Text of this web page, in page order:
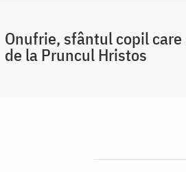
Onufrie, sfântul copil
de la Pruncul Hristos